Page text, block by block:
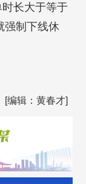
长大于等于
强制下线休
[编辑：黄春才]